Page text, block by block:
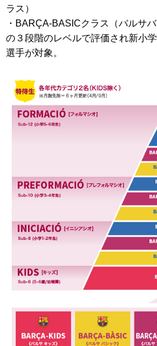
ラス）
・BARÇA-BASICクラス（バルサ
の３段階のレベルで評価され新小
選手が対象。